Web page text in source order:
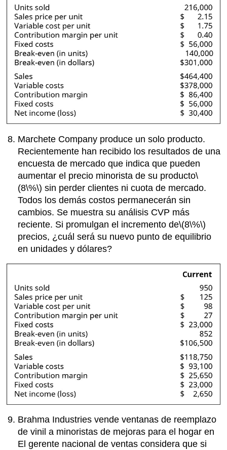
Marchete Company produce un solo producto.
Recientemente han recibido los resultados de una
encuesta de mercado que indica que pueden
aumentar el precio minorista de su producto\
(8\%\) sin perder clientes ni cuota de mercado.
Todos los demás costos permanecerán sin
cambios. Se muestra su análisis CVP más
reciente. Si promulgan el incremento de\(8\%\)
precios, ¿cuál será su nuevo punto de equilibrio
en unidades y dólares?
Brahma Industries vende ventanas de reemplazo
de vinil a minoristas de mejoras para el hogar en
El gerente nacional de ventas considera que si